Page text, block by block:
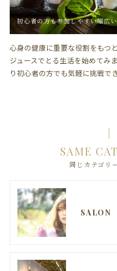
初心者の方も参加しやすい幅広
心身の健康に重要な役割をもつ
ジュースでとる生活を始めてみ
り初心者の方でも気軽に挑戦でき
同じカテゴリ
SAME
SALON